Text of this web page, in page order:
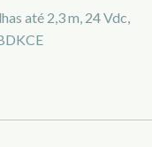
até 2,3 m, 24 Vdc,